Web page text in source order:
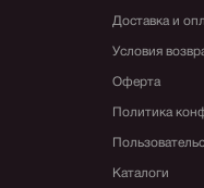
Доставка и
Условия
Оферта
Политика
Каталоги